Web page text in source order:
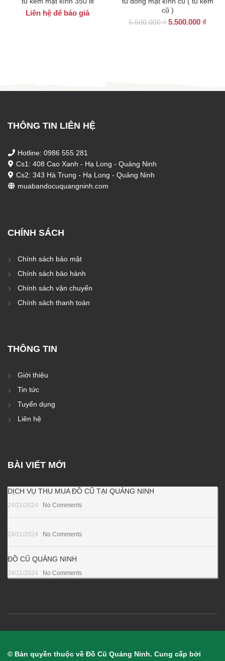
Liên hệ để báo giá
cũ )
5.600.000₫ Giá
5.500.000 ₫
THÔNG TIN LIÊN HỆ
Hotline: 0986 555 281
Cs1: 408 Cao Xanh - Hạ Long - Quảng Ninh
Cs2: 343 Hà Trung - Hạ Long - Quảng Ninh
muabandocuquangninh.com
CHÍNH SÁCH
Chính sách bảo mật
Chính sách bảo hành
Chính sách vận chuyển
Chính sách thanh toán
THÔNG TIN
Giới thiệu
Tin tức
Tuyển dụng
Liên hệ
BÀI VIẾT MỚI
DỊCH VỤ THU MUA ĐỒ CŨ TẠI QUẢNG NINH
24/11/2024 No Comments
24/11/2024 No Comments
ĐỒ CŨ QUẢNG NINH
24/11/2024 No Comments
© Bản quyền thuộc về Đồ Cũ Quảng Ninh. Cung cấp bởi